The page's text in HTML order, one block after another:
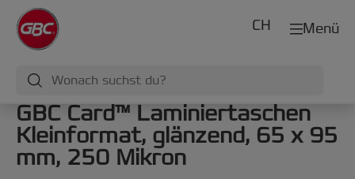
Menü
CH
GBC Card™ Laminiertaschen
Kleinformat, glänzend, 65 x 95
mm, 250 Mikron